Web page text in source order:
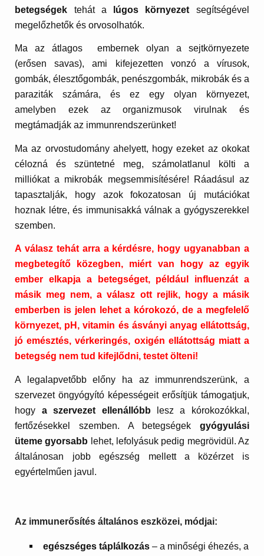
betegségek tehát a lúgos környezet segítségével
megelőzhetők és orvosolhatók.
Ma az átlagos embernek olyan a sejtkörnyezete
(erősen savas), ami kifejezetten vonzó a vírusok,
gombák, élesztőgombák, penészgombák, mikrobák és a
paraziták számára, és ez egy olyan környezet,
amelyben ezek az organizmusok virulnak és
megtámadják az immunrendszerünket!
Ma az orvostudomány ahelyett, hogy ezeket az okokat
célozná és szüntetné meg, számolatlanul költi a
milliókat a mikrobák megsemmisítésére! Ráadásul az
tapasztalják, hogy azok fokozatosan új mutációkat
hoznak létre, és immunisakká válnak a gyógyszerekkel
szemben.
A válasz tehát arra a kérdésre, hogy ugyanabban a
megbetegítő közegben, miért van hogy az egyik
ember elkapja a betegséget, például influenzát a
másik meg nem, a válasz ott rejlik, hogy a másik
emberben is jelen lehet a kórokozó, de a megfelelő
környezet, pH, vitamin és ásványi anyag ellátottság,
jó emésztés, vérkeringés, oxigén ellátottság miatt a
betegség nem tud kifejlődni, testet ölteni!
A legalapvetőbb előny ha az immunrendszerünk, a
szervezet öngyógyító képességeit erősítjük támogatjuk,
hogy a szervezet ellenállóbb lesz a kórokozókkal,
fertőzésekkel szemben. A betegségek gyógyulási
üteme gyorsabb lehet, lefolyásuk pedig megrövidül. Az
általánosan jobb egészség mellett a közérzet is
egyértelműen javul.
Az immunerősítés általános eszközei, módjai:
egészséges táplálkozás – a minőségi éhezés, a